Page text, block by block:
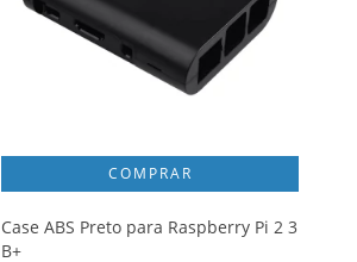
Case ABS Preto para Raspberry Pi 2 3
B+